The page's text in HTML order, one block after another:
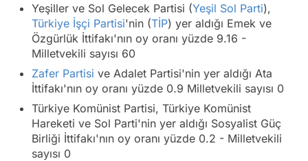
Yeşiller ve Sol Gelecek Partisi (Yeşil Sol Parti),
Türkiye İşçi Partisi'nin (TİP) yer aldığı Emek ve
Özgürlük İttifakı'nın oy oranı yüzde 9.16 -
Milletvekili sayısı 60
Zafer Partisi ve Adalet Partisi'nin yer aldığı Ata
İttifakı'nın oy oranı yüzde 0.9 Milletvekili sayısı 0
Türkiye Komünist Partisi, Türkiye Komünist
Hareketi ve Sol Parti'nin yer aldığı Sosyalist Güç
Birliği İttifakı'nın oy oranı yüzde 0.2 - Milletvekili
sayısı 0
Video